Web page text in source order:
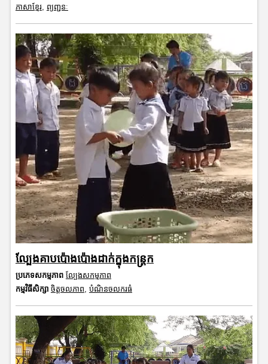
ភាសាខ្មែរ, ព្យញ្ជនៈ
ល្បែងគាបប៉ោងប៉ោងដាក់ក្នុងកន្ត្រក
ប្រភេទសកម្មភាព ល្បែងសកម្មភាព
កម្មវិធីសិក្សា ចិត្តចលភាព, បំណិនចលករធំ